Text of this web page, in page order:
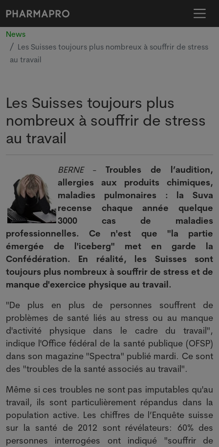
News
Les Suisses toujours plus nombreux à souffrir de stress
au travail
Les Suisses toujours plus
nombreux à souffrir de stress
au travail
BERNE- Troubles de l’audition,
allergies aux produits chimiques,
maladies pulmonaires : la Suva
recense chaque année quelque
3000 cas de maladies
professionnelles. Ce n'est que "la partie
émergée de l'iceberg" met en garde la
Confédération. En réalité, les Suisses sont
toujours plus nombreux à souffrir de stress et de
manque d'exercice physique au travail.
"De plus en plus de personnes souffrent de
problèmes de santé liés au stress ou au manque
d'activité physique dans le cadre du travail",
indique l'Office fédéral de la santé publique (OFSP)
dans son magazine "Spectra" publié mardi. Ce sont
des "troubles de la santé associés au travail".
Même si ces troubles ne sont pas imputables qu'au
travail, ils sont particulièrement répandus dans la
population active. Les chiffres de l’Enquête suisse
sur la santé de 2012 sont révélateurs: 60% des
personnes interrogées ont indiqué "souffrir de